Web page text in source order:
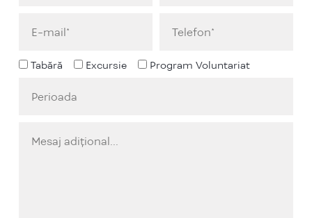
Tabără Excursie Program Voluntariat